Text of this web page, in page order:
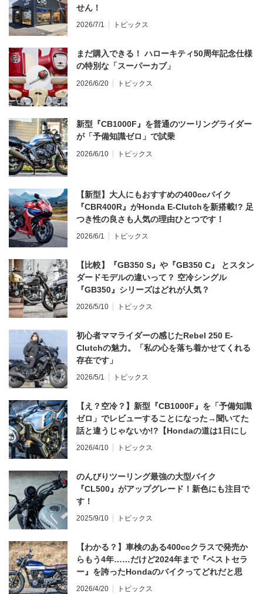
せん！
2026/7/1 トピックス
まだ購入できる！ ハローキティ50周年記念仕様
の特別な「スーパーカブ」
2026/6/20 トピックス
新型『CB1000F』を普通のツーリングライダー
が「予備知識ゼロ」で試乗
2026/6/10 トピックス
【新型】大人にもおすすめの400ccバイク
『CBR400R』がHonda E-Clutchを新搭載!? 足
つき性の良さも人気の理由ひとつです！
2026/6/1 トピックス
【比較】『GB350 S』や『GB350 C』 とスタン
ダードモデルの違いって？ 空冷シングル
『GB350』シリーズはどれが人気？
2026/5/10 トピックス
初心者ママライダーの感じたRebel 250 E-
Clutchの魅力。「私の心を落ち着かせてくれる
存在です」
2026/5/1 トピックス
【え？空冷？】新型『CB1000F』を「予備知識
ゼロ」でレビューすることになった→聞いてた
話と違うじゃないか!?【Hondaの道は1日にし
てならず／CB1000F ①第一印象 編】
2026/4/10 トピックス
のんびりツーリング最強の大型バイク
『CL500』がアップグレード！新色にも注目で
す！
2025/9/10 トピックス
【わかる？】車検のある400ccクラスで発売か
らもう4年……だけど2024年まで『ベストセラ
ー』を誇ったHondaのバイクってどれだと思
う？
2026/4/20 トピックス